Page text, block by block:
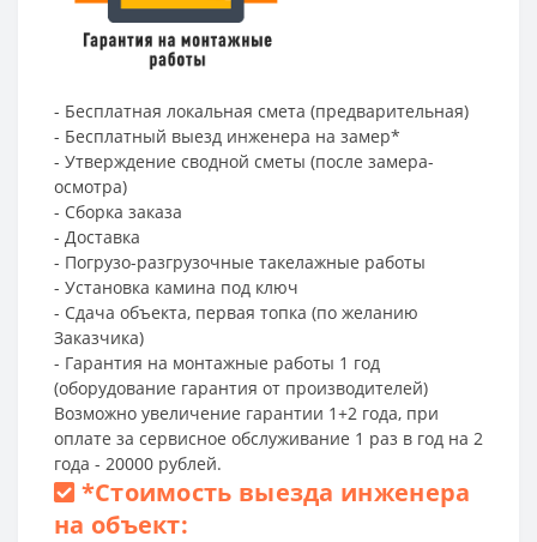
- Бесплатная локальная смета (предварительная)
- Бесплатный выезд инженера на замер*
- Утверждение сводной сметы (после замера-
осмотра)
- Сборка заказа
- Доставка
- Погрузо-разгрузочные такелажные работы
- Установка камина под ключ
- Сдача объекта, первая топка (по желанию
Заказчика)
- Гарантия на монтажные работы 1 год
(оборудование гарантия от производителей)
Возможно увеличение гарантии 1+2 года, при
оплате за сервисное обслуживание 1 раз в год на 2
года - 20000 рублей.
*Стоимость выезда инженера
на объект: